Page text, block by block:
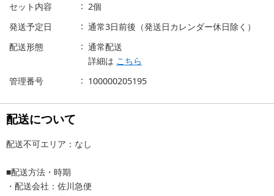
セット内容
2個
発送予定日
通常3日前後（発送日カレンダー休日除く）
配送形態
通常配送
詳細は こちら
管理番号
100000205195
配送について
配送不可エリア：なし
■配送方法・時期
・配送会社：佐川急便